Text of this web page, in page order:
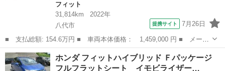
フィット
31,814km
2022年
八代市
提携サイト 7月26日
■ 支払総額: 154.6万円 ■ 車両本体価格： 1,459,000 円 ■ メーカ
ー名： ホンダ ■ 車種名： フィット ■ グレード名： ベーシッ
ク 純正ナビ ＥＴＣ リアカメラ 点検記録簿 Ｂカメラ 盗難防
止システ...
熊本 八代市 フィット
ホンダ フィットハイブリッド Ｆパッケージ
フルフラットシート イモビライザー…